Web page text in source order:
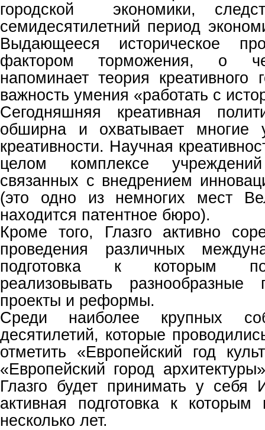
городской экономики,
семидесятилетний период
Выдающееся историческое
фактором торможения, о
напоминает теория креативного
важность умения «работать с
Сегодняшняя креативная
обширна и охватывает многие
креативности. Научная
целом комплексе
связанных с внедрением
(это одно из немногих мест
находится патентное бюро).
Кроме того, Глазго активно
проведения различных
подготовка к которым
реализовывать разнообразные
проекты и реформы.
Среди наиболее крупных
десятилетий, которые
отметить «Европейский год
«Европейский город
Глазго будет принимать у себя
активная подготовка к которым
несколько лет.